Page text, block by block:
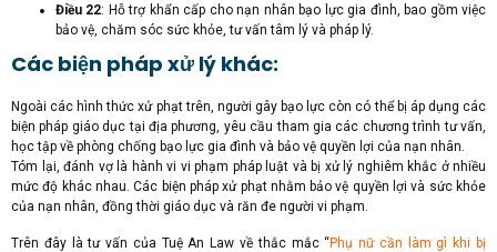
Điều 22: Hỗ trợ khẩn cấp cho nạn nhân bạo lực gia đình, bao gồm việc
bảo vệ, chăm sóc sức khỏe, tư vấn tâm lý và pháp lý.
Các biện pháp xử lý khác:
Ngoài các hình thức xử phạt trên, người gây bạo lực còn có thể bị áp dụng các
biện pháp giáo dục tại địa phương, yêu cầu tham gia các chương trình tư vấn,
học tập về phòng chống bạo lực gia đình và bảo vệ quyền lợi của nạn nhân.
Tóm lại, đánh vợ là hành vi vi phạm pháp luật và bị xử lý nghiêm khắc ở nhiều
mức độ khác nhau. Các biện pháp xử phạt nhằm bảo vệ quyền lợi và sức khỏe
của nạn nhân, đồng thời giáo dục và răn đe người vi phạm.
Trên đây là tư vấn của Tuệ An Law về thắc mắc “Phụ nữ cần làm gì khi bị